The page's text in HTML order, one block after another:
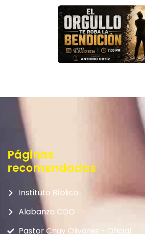
Páginas
recomendadas
Instituto Bíblico
Alabanza CDO
Pastor Chuy Olivares - Oficial